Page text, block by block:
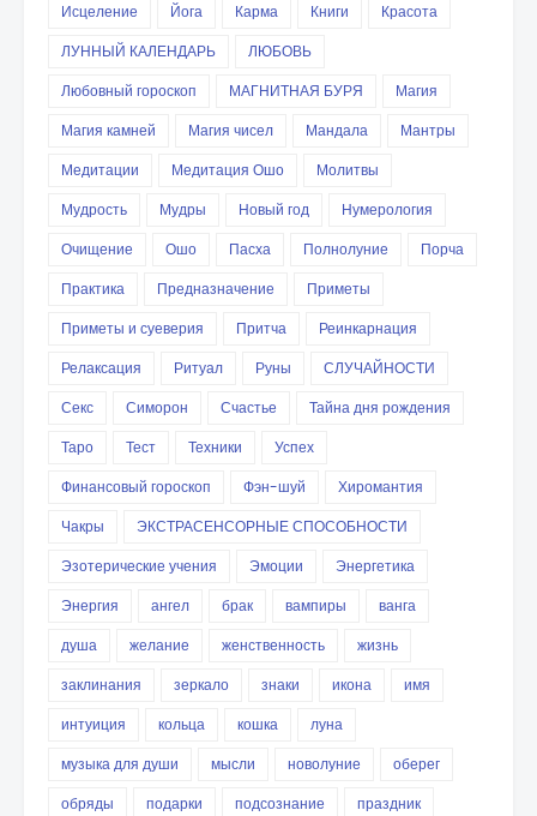
Исцеление
Йога Карма Книги
Красота
ЛУННЫЙ КАЛЕНДАРЬ
ЛЮБОВЬ
Любовный гороскоп
МАГНИТНАЯ БУРЯ
Магия
Магия камней
Магия чисел Мандала
Мантры
Медитации
Медитация Ошо
Молитвы
Мудрость
Мудры Новый год
Нумерология
Очищение
Ошо Пасха Полнолуние
Порча
Практика
Предназначение
Приметы
Приметы и суеверия
Притча
Реинкарнация
Релаксация
Ритуал Руны
СЛУЧАЙНОСТИ
Секс
Симорон Счастье
Тайна дня рождения
Таро
Тест Техники
Успех
Финансовый гороскоп
Фэн-шуй
Хиромантия
Чакры
ЭКСТРАСЕНСОРНЫЕ СПОСОБНОСТИ
Эзотерические учения
Эмоции
Энергетика
Энергия
ангел брак вампиры
ванга
душа
желание женственность
жизнь
заклинания
зеркало знаки икона
имя
интуиция
кольца кошка
луна
музыка для души
мысли новолуние
оберег
обряды
подарки подсознание
праздник